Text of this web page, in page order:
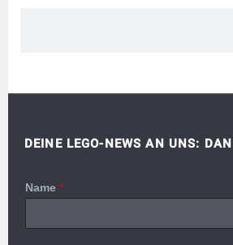
DEINE LEGO-NEWS AN UNS:
Name *